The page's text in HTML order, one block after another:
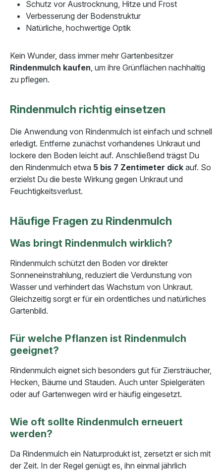
Schutz vor Austrocknung, Hitze und Frost
Verbesserung der Bodenstruktur
Natürliche, hochwertige Optik
Kein Wunder, dass immer mehr Gartenbesitzer
Rindenmulch kaufen, um ihre Grünflächen nachhaltig
zu pflegen.
Rindenmulch richtig einsetzen
Die Anwendung von Rindenmulch ist einfach und schnell
erledigt. Entferne zunächst vorhandenes Unkraut und
lockere den Boden leicht auf. Anschließend trägst Du
den Rindenmulch etwa 5 bis 7 Zentimeter dick auf. So
erzielst Du die beste Wirkung gegen Unkraut und
Feuchtigkeitsverlust.
Häufige Fragen zu Rindenmulch
Was bringt Rindenmulch wirklich?
Rindenmulch schützt den Boden vor direkter
Sonneneinstrahlung, reduziert die Verdunstung von
Wasser und verhindert das Wachstum von Unkraut.
Gleichzeitig sorgt er für ein ordentliches und natürliches
Gartenbild.
Für welche Pflanzen ist Rindenmulch
geeignet?
Rindenmulch eignet sich besonders gut für Ziersträucher,
Hecken, Bäume und Stauden. Auch unter Spielgeräten
oder auf Gartenwegen wird er häufig eingesetzt.
Wie oft sollte Rindenmulch erneuert
werden?
Da Rindenmulch ein Naturprodukt ist, zersetzt er sich mit
der Zeit. In der Regel genügt es, ihn einmal jährlich